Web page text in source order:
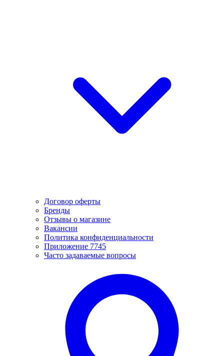
Договор оферты
Бренды
Отзывы о магазине
Вакансии
Политика конфиденциальности
Приложение 7745
Часто задаваемые вопросы